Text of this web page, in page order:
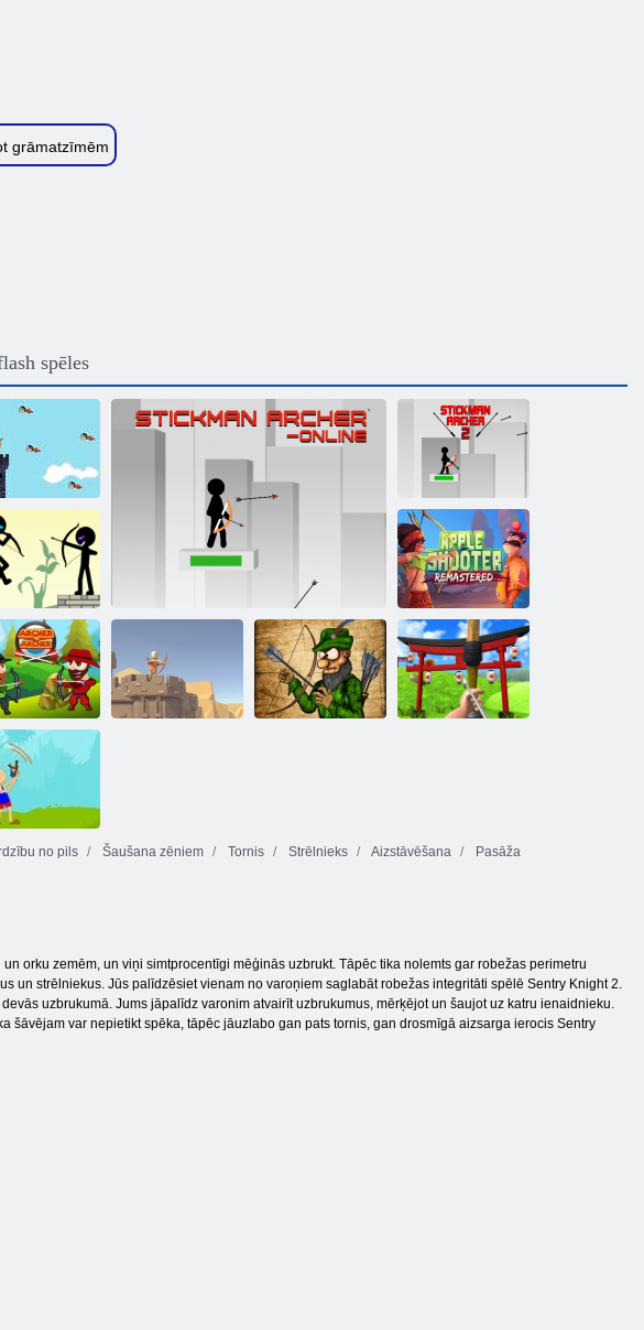
grāmatzīmēm
spēles
mednieks
Stickman Archer
2
Archer
Online 4
Apple šāvējs
remasterēts
pret
Strēlnieku
no pils Šaušana zēniem Tornis Strēlnieks Aizstāvēšana Pasāža
orku zemēm, un viņi simtprocentīgi mēģinās uzbrukt. Tāpēc tika nolemts gar robežas perimetru
un strēlniekus. Jūs palīdzēsiet vienam no varoņiem saglabāt robežas integritāti spēlē Sentry Knight 2.
uzbrukumā. Jums jāpalīdz varonim atvairīt uzbrukumus, mērķējot un šaujot uz katru ienaidnieku.
šāvējam var nepietikt spēka, tāpēc jāuzlabo gan pats tornis, gan drosmīgā aizsarga ierocis Sentry